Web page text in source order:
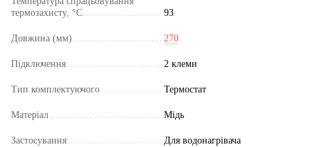
термозахисту, °C
93
Довжина (мм) 270
Підключення 2 клеми
Тип комплектуючого Термостат
Матеріал Мідь
Застосування Для водонагрівача